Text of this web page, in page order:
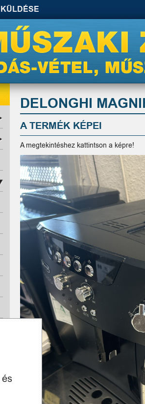
DELONGHI
A TERMÉK KÉPEI
A megtekintéshez kattintson a képre!